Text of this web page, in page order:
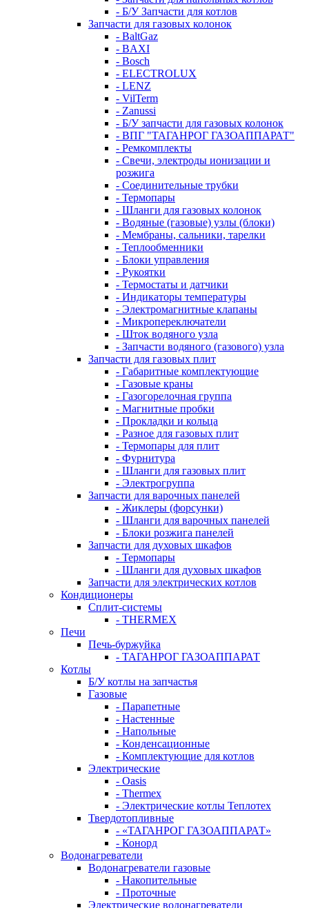
- Б/У Запчасти для котлов
Запчасти для газовых колонок
- BaltGaz
- BAXI
- Bosch
- ELECTROLUX
- LENZ
- VilTerm
- Zanussi
- Б/У запчасти для газовых колонок
- ВПГ "ТАГАНРОГ ГАЗОАППАРАТ"
- Ремкомплекты
- Свечи, электроды ионизации и
розжига
- Соединительные трубки
- Термопары
- Шланги для газовых колонок
- Водяные (газовые) узлы (блоки)
- Мембраны, сальники, тарелки
- Теплообменники
- Блоки управления
- Рукоятки
- Термостаты и датчики
- Индикаторы температуры
- Электромагнитные клапаны
- Микропереключатели
- Шток водяного узла
- Запчасти водяного (газового) узла
Запчасти для газовых плит
- Габаритные комплектующие
- Газовые краны
- Газогорелочная группа
- Магнитные пробки
- Прокладки и кольца
- Разное для газовых плит
- Термопары для плит
- Фурнитура
- Шланги для газовых плит
- Электрогруппа
Запчасти для варочных панелей
- Жиклеры (форсунки)
- Шланги для варочных панелей
- Блоки розжига панелей
Запчасти для духовых шкафов
- Термопары
- Шланги для духовых шкафов
Запчасти для электрических котлов
Кондиционеры
Сплит-системы
- THERMEX
Печи
Печь-буржуйка
- ТАГАНРОГ ГАЗОАППАРАТ
Котлы
Б/У котлы на запчастья
Газовые
- Парапетные
- Настенные
- Напольные
- Конденсационные
- Комплектующие для котлов
Электрические
- Oasis
- Thermex
- Электрические котлы Теплотех
Твердотопливные
- «ТАГАНРОГ ГАЗОАППАРАТ»
- Конорд
Водонагреватели
Водонагреватели газовые
- Накопительные
- Проточные
Электрические водонагреватели